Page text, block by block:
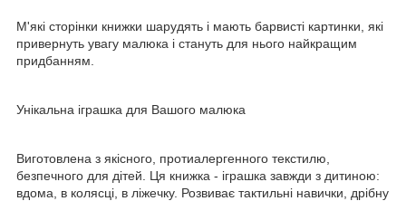
М'які сторінки книжки шарудять і мають барвисті картинки, які
привернуть увагу малюка і стануть для нього найкращим
придбанням.
Унікальна іграшка для Вашого малюка
Виготовлена ​​з якісного, протиалергенного текстилю,
безпечного для дітей. Ця книжка - іграшка завжди з дитиною:
вдома, в колясці, в ліжечку. Розвиває тактильні навички, дрібну